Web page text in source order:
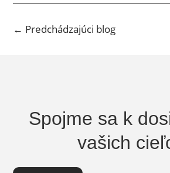
← Predchádzajúci blog
Spojme sa k
vašich